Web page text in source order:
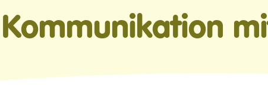
Kommunikation